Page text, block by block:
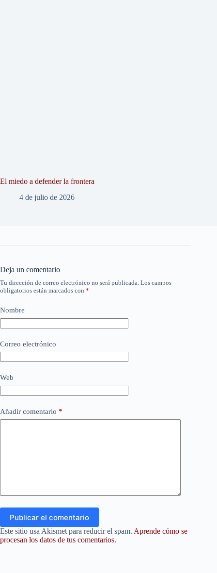
El miedo a defender la frontera
4 de julio de 2026
Deja un comentario
Tu dirección de correo electrónico no será publicada. Los campos
obligatorios están marcados con *
Nombre
Correo electrónico
Web
Añadir comentario *
Publicar el comentario
Este sitio usa Akismet para reducir el spam. Aprende cómo se
procesan los datos de tus comentarios.